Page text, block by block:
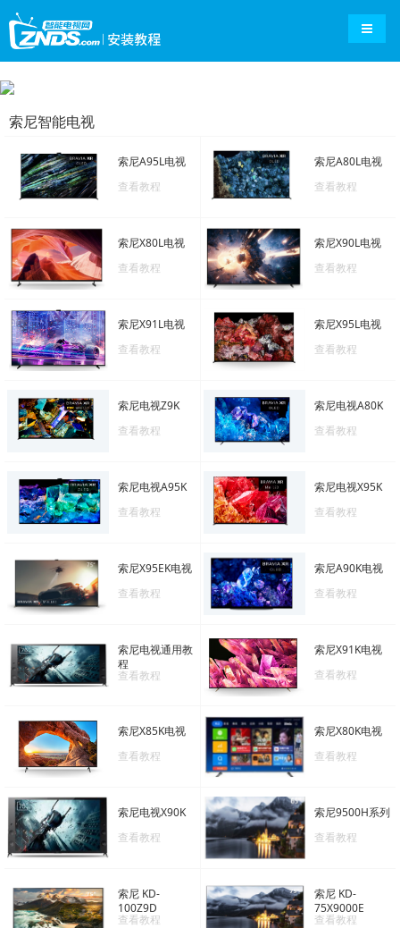
导航
索尼智能电视
索尼A95L电视
查看教程
索尼A80L电视
查看教程
索尼X80L电视
查看教程
索尼X90L电视
查看教程
索尼X91L电视
查看教程
索尼X95L电视
查看教程
索尼电视Z9K
查看教程
索尼电视A80K
查看教程
索尼电视A95K
查看教程
索尼电视X95K
查看教程
索尼X95EK电视
查看教程
索尼A90K电视
查看教程
索尼电视通用教
程
查看教程
索尼X91K电视
查看教程
索尼X85K电视
查看教程
索尼X80K电视
查看教程
索尼电视X90K
查看教程
索尼9500H系列
查看教程
索尼 KD-
100Z9D
查看教程
索尼 KD-
75X9000E
查看教程